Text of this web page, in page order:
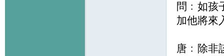
問﹕如孩
加他將來
唐﹕除非